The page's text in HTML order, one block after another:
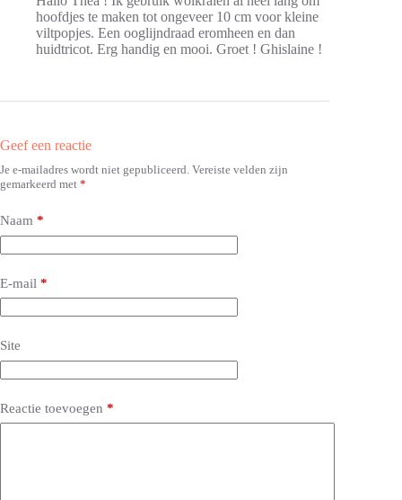
hoofdjes te maken tot ongeveer 10 cm voor kleine
viltpopjes. Een ooglijndraad eromheen en dan
huidtricot. Erg handig en mooi. Groet ! Ghislaine !
Geef een reactie
Je e-mailadres wordt niet gepubliceerd. Vereiste velden zijn
gemarkeerd met *
Naam *
E-mail *
Site
Reactie toevoegen *
A
l
e
r
n
t
i
v
: